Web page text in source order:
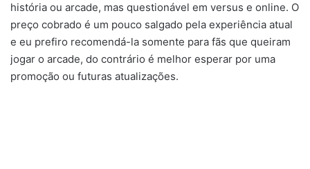
história ou arcade, mas questionável em versus e online. O
preço cobrado é um pouco salgado pela experiência atual
e eu prefiro recomendá-la somente para fãs que queiram
jogar o arcade, do contrário é melhor esperar por uma
promoção ou futuras atualizações.